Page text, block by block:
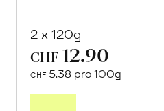
2 x 120g
CHF 12.90
CHF 5.38 pro 100g